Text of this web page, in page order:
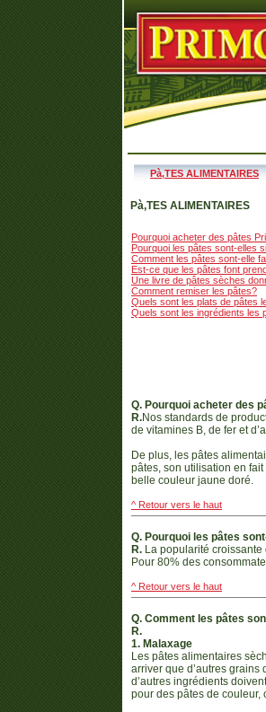
Pà‚TES ALIMENTAIRES
Pà‚TES ALIMENTAIRES
Pourquoi acheter des pâtes
Pourquoi les pâtes sont-elles
Comment les pâtes sont-elle
Est-ce que les pâtes font
Une livre de pâtes sèches
Comment remiser les pâtes?
Quels sont les plats de pâtes
Quels sont les ingrédients les
Q. Pourquoi acheter des
R.Nos standards de
de vitamines B, de fer et
De plus, les pâtes
pâtes, son utilisation en
belle couleur jaune doré.
^ Retour vers le haut
Q. Pourquoi les pâtes
R. La popularité
Pour 80% des
^ Retour vers le haut
Q. Comment les pâtes
R.
1. Malaxage
Les pâtes alimentaires
arriver que d’autres grains
d’autres ingrédients
pour des pâtes de couleur,